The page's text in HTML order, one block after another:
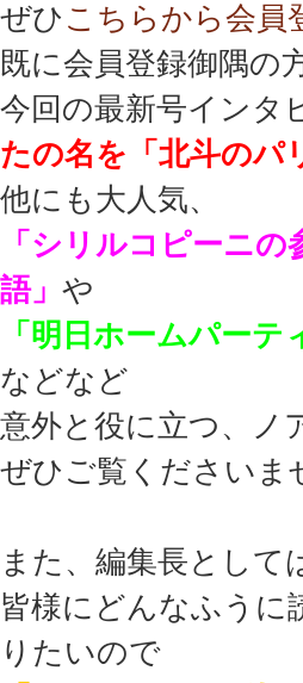
ぜひ こちらから会員
既に会員登録御隅の
今回の最新号インタ
たの名を「北斗のパ
他にも大人気、
「シリルコピーニ
語」 や
「明日ホームパー
などなど
意外と役に立つ、ノ
ぜひご覧くださいま
また、編集長とし
皆様にどんなふうに
りたいので